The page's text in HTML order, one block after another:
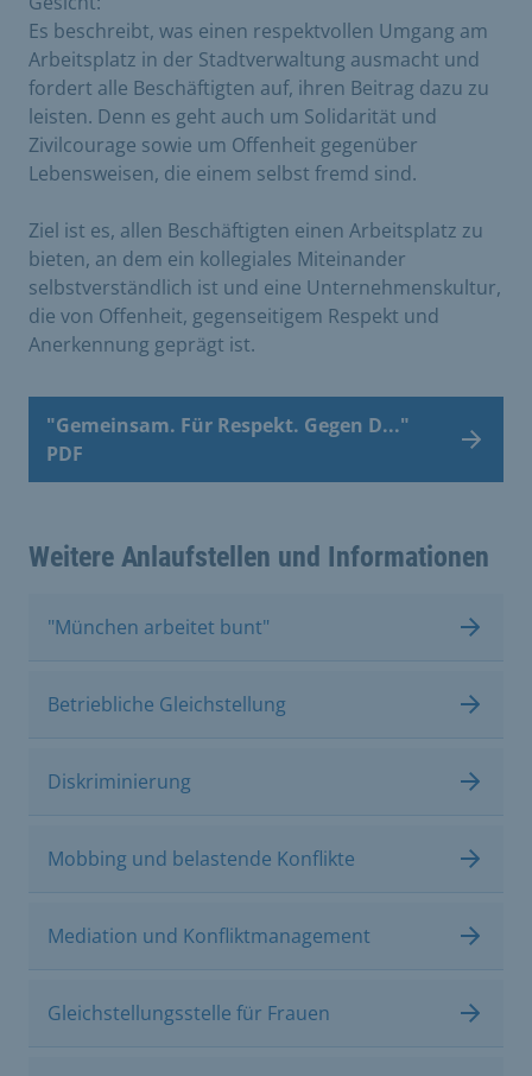
Es beschreibt, was einen respektvollen Umgang am
Arbeitsplatz in der Stadtverwaltung ausmacht und
fordert alle Beschäftigten auf, ihren Beitrag dazu zu
leisten. Denn es geht auch um Solidarität und
Zivilcourage sowie um Offenheit gegenüber
Lebensweisen, die einem selbst fremd sind.
Ziel ist es, allen Beschäftigten einen Arbeitsplatz zu
bieten, an dem ein kollegiales Miteinander
selbstverständlich ist und eine Unternehmenskultur,
die von Offenheit, gegenseitigem Respekt und
Anerkennung geprägt ist.
"Gemeinsam. Für Respekt. Gegen D..."
PDF
Weitere Anlaufstellen und Informationen
"München arbeitet bunt"
Betriebliche Gleichstellung
Diskriminierung
Mobbing und belastende Konflikte
Mediation und Konfliktmanagement
Gleichstellungsstelle für Frauen